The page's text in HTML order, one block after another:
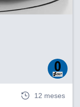
12 meses